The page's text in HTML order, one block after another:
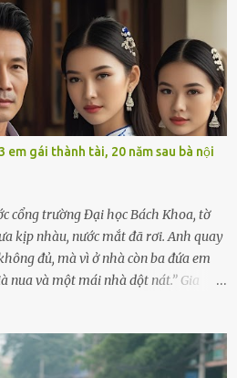
một người đàn ông điềm đạm, ít nói,
chuẩn bị hành lý cho chuyến đi biển
“Em ở nhà nghỉ ngơi nhé, anh đưa
ngắm sóng, nghịch cát. Về chắc nó
hết chuyện.” – Ông Minh cười
chồng và con gái ríu rít chuẩn bị mà
dịp đi xa vì còn bận buôn bán ở chợ,
Thảo ôm chầm lấy mẹ trước khi đi:
mẹ nhé!” Chiếc xe khách lăn
gái thành tài, 20 năm sau bà nội
cổng trường Đại học Bách Khoa, tờ
kịp nhàu, nước mắt đã rơi. Anh quay
đủ, mà vì ở nhà còn ba đứa em
nua và một mái nhà dột nát.” Gia
lên đôi vai gầy guộc của bà nội –
trai cả là Trí, lúc đó mới chỉ 17 tuổi.